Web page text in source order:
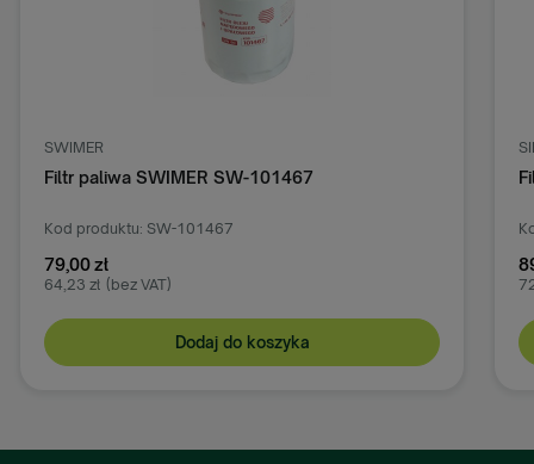
SWIMER
Filtr paliwa SWIMER SW-101467
Kod produktu: SW-101467
79,00 zł
64,23 zł (bez VAT)
Dodaj do koszyka